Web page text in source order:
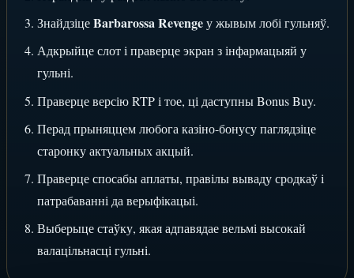
ЗнайдзіцеBarbarossa Revengeу жывым лобі гульняў.
Адкрыйце слот і праверце экран з інфармацыяй у
гульні.
Праверце версію RTP і тое, ці даступны Bonus Buy.
Перад прыняццем любога казіно-бонусу паглядзіце
старонку актуальных акцый.
Праверце спосабы аплаты, правілы вываду сродкаў і
патрабаванні да верыфікацыі.
Выберыце стаўку, якая адпавядае вельмі высокай
валацільнасці гульні.